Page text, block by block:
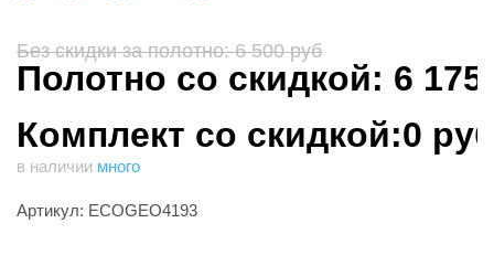
Без скидки за полотно: 6 500 руб
Полотно со скидкой: 6 175
Комплект со скидкой:0
в наличии много
Артикул: ECOGEO4193